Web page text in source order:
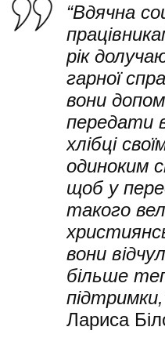
“Вдячна
рік
гарної
вони
передати
хлібці
одиноким
щоб у
такого
вони
більше
Лариса